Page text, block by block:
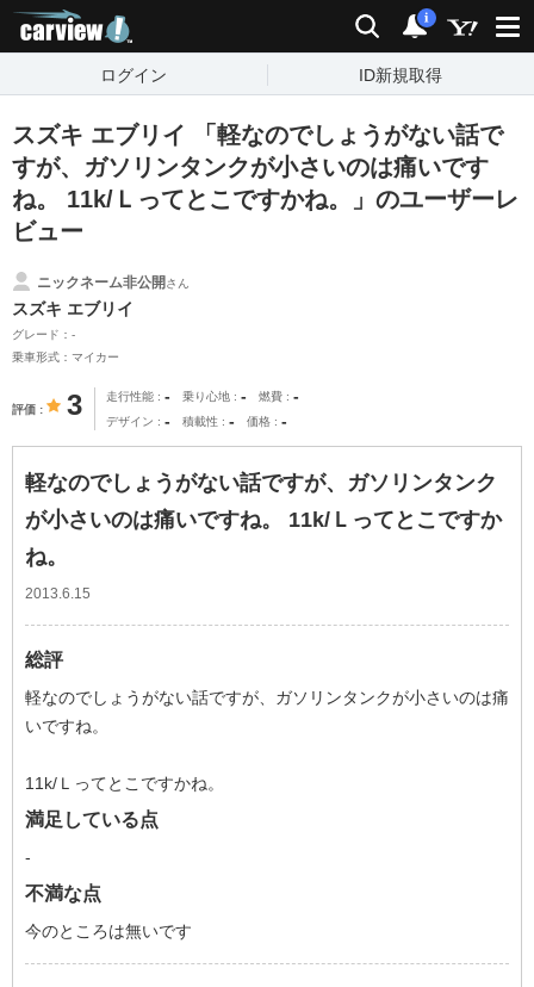
検索 通知
i
ログイン ID新規取得
スズキ エブリイ 「軽なのでしょうがない話で
すが、ガソリンタンクが小さいのは痛いです
ね。 11k/Ｌってとこですかね。」のユーザーレ
ビュー
ニックネーム非公開さん
スズキ エブリイ
グレード：-
乗車形式：マイカー
評価 3 走行性能 - 乗り心地 - 燃費 -
デザイン - 積載性 - 価格 -
軽なのでしょうがない話ですが、ガソリンタンク
が小さいのは痛いですね。 11k/Ｌってとこですか
ね。
2013.6.15
総評
軽なのでしょうがない話ですが、ガソリンタンクが小さいのは痛
いですね。
11k/Ｌってとこですかね。
満足している点
-
不満な点
今のところは無いです